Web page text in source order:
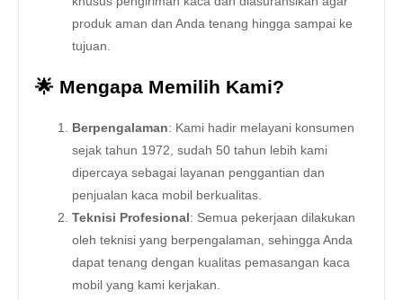
produk aman dan Anda tenang hingga sampai ke
tujuan.
🌟 Mengapa Memilih Kami?
Berpengalaman: Kami hadir melayani konsumen
sejak tahun 1972, sudah 50 tahun lebih kami
dipercaya sebagai layanan penggantian dan
penjualan kaca mobil berkualitas.
Teknisi Profesional : Semua pekerjaan dilakukan
oleh teknisi yang berpengalaman, sehingga Anda
dapat tenang dengan kualitas pemasangan kaca
mobil yang kami kerjakan.